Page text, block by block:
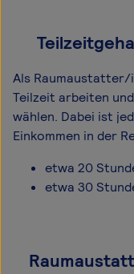
Als Raumaustatter/
Teilzeit arbeiten
wählen. Dabei ist
Einkommen in der
etwa 20
etwa 30